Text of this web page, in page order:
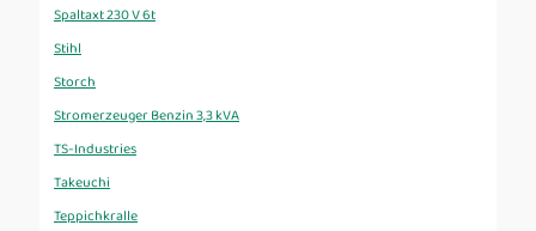
Spaltaxt 230 V 6t
Stihl
Storch
Stromerzeuger Benzin 3,3 kVA
TS-Industries
Takeuchi
Teppichkralle